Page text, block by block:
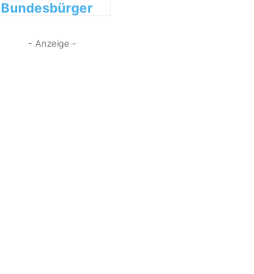
Bundesbürger
- Anzeige -